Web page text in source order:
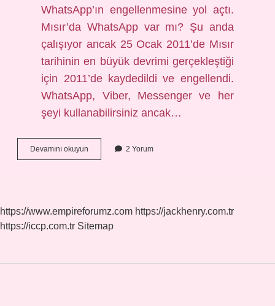
WhatsApp’ın engellenmesine yol açtı.
Mısır’da WhatsApp var mı? Şu anda
çalışıyor ancak 25 Ocak 2011’de Mısır
tarihinin en büyük devrimi gerçekleştiği
için 2011’de kaydedildi ve engellendi.
WhatsApp, Viber, Messenger ve her
şeyi kullanabilirsiniz ancak…
Devamını okuyun
Whatsapp
2 Yorum
https://www.empireforumz.com https://jackhenry.com.tr
https://iccp.com.tr Sitemap